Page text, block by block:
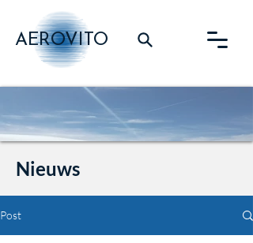
AEROVITO
Nieuws
Post